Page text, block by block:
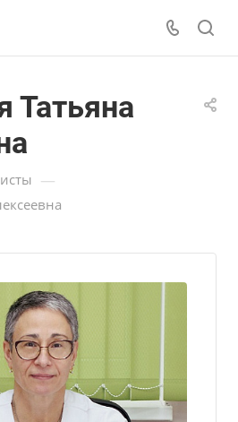
Татьяна
—